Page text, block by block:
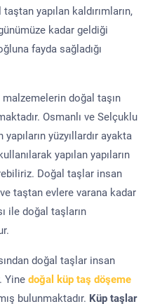
yapılan kaldırımların,
kadar geldiği
fayda sağladığı
doğal taşın
Osmanlı ve Selçuklu
yapıların yüzyıllardır ayakta
yapılan yapıların
Doğal taşlar insan
taştan evlere varana kadar
ile doğal taşların
doğal taşlar insan
Yine doğal küp taş döşeme
bulunmaktadır. Küp taşlar